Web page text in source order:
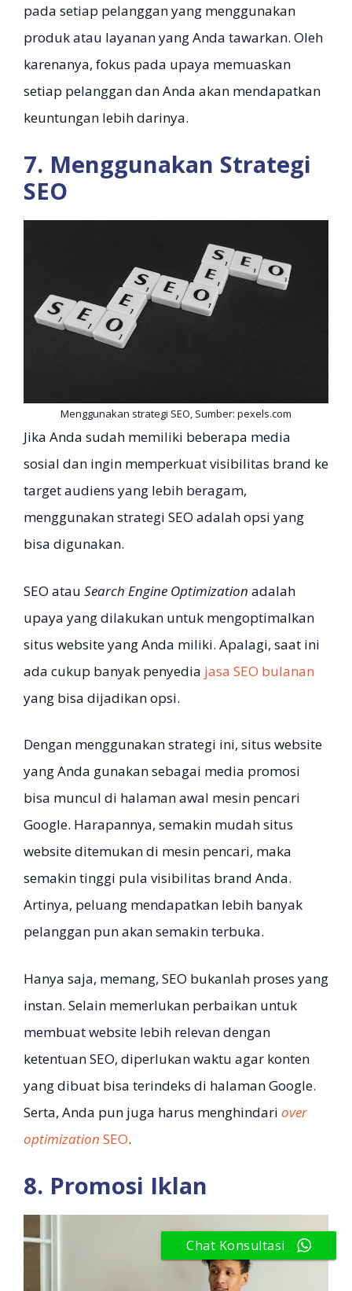
pada setiap pelanggan yang menggunakan
produk atau layanan yang Anda tawarkan. Oleh
karenanya, fokus pada upaya memuaskan
setiap pelanggan dan Anda akan mendapatkan
keuntungan lebih darinya.
7. Menggunakan Strategi
SEO
Menggunakan strategi SEO, Sumber: pexels.com
Jika Anda sudah memiliki beberapa media
sosial dan ingin memperkuat visibilitas brand ke
target audiens yang lebih beragam,
menggunakan strategi SEO adalah opsi yang
bisa digunakan.
SEO atau Search Engine Optimization adalah
upaya yang dilakukan untuk mengoptimalkan
situs website yang Anda miliki. Apalagi, saat ini
ada cukup banyak penyedia jasa SEO bulanan
yang bisa dijadikan opsi.
Dengan menggunakan strategi ini, situs website
yang Anda gunakan sebagai media promosi
bisa muncul di halaman awal mesin pencari
Google. Harapannya, semakin mudah situs
website ditemukan di mesin pencari, maka
semakin tinggi pula visibilitas brand Anda.
Artinya, peluang mendapatkan lebih banyak
pelanggan pun akan semakin terbuka.
Hanya saja, memang, SEO bukanlah proses yang
instan. Selain memerlukan perbaikan untuk
membuat website lebih relevan dengan
ketentuan SEO, diperlukan waktu agar konten
yang dibuat bisa terindeks di halaman Google.
Serta, Anda pun juga harus menghindari over
optimization SEO.
8. Promosi Iklan
Chat Konsultasi